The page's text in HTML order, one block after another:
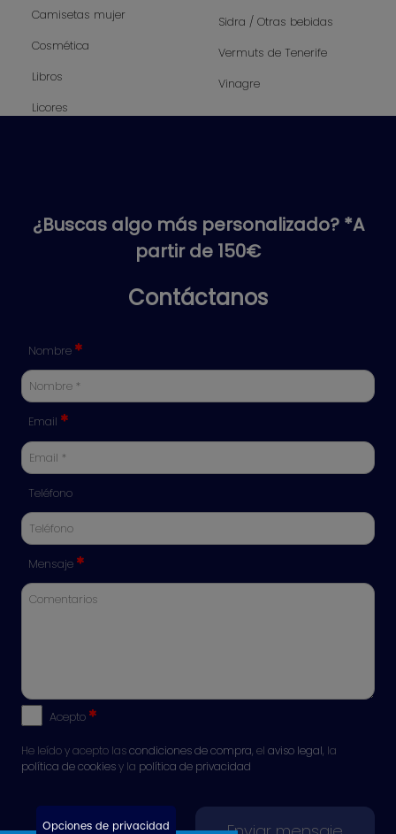
Camisetas mujer
Cosmética
Libros
Licores
Sidra / Otras bebidas
Vermuts de Tenerife
Vinagre
Contáctanos
Nombre
Email
Teléfono
Mensaje
Acepto
He leído y acepto lascondiciones de compra, el aviso legal, la
política de cookiesy la política de privacidad
Opciones de privacidad